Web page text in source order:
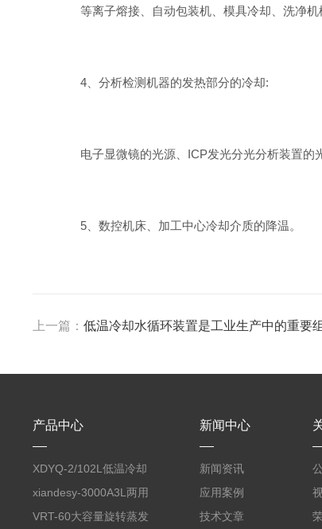
等离子熔接、自动包装机、模具冷却、洗净机
4、分析检测机器的发热部分的冷却:
电子显微镜的光源、ICP发光分光分析装置的光
5、数控机床、加工中心冷却介质的降温。
上一篇： 低温冷却水循环装置是工业生产中的重要
产品中心
XDYQ-2/102L低温冷却
液循环装置
xiandesy-3000A3L两用
型旋转蒸发仪
VRT-60大容量旋转蒸发
新闻中心
新闻资讯
应用案例
技术文章